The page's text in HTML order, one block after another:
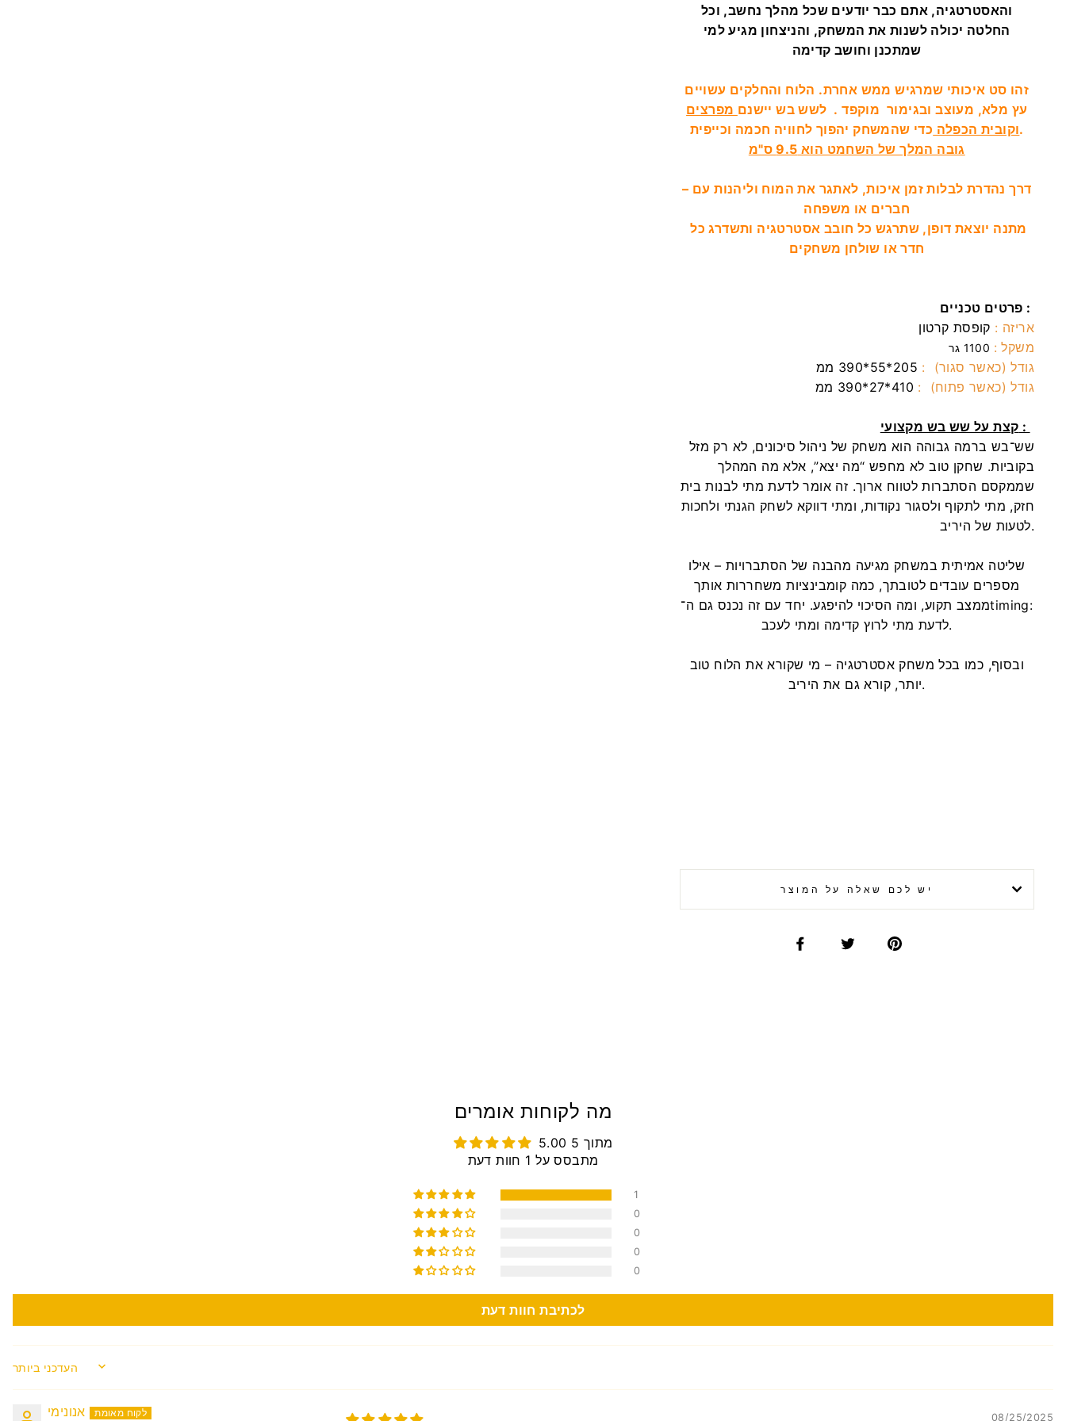
והאסטרטגיה, אתם כבר יודעים שכל מהלך נחשב, וכל
החלטה יכולה לשנות את המשחק, והניצחון מגיע למי
שמתכנן וחושב קדימה
זהו סט איכותי שמרגיש ממש אחרת. הלוח והחלקים עשויים
עץ מלא, מעוצב ובגימור מוקפד . לשש בש יישנם מפרצים
וקובית הכפלהכדי שהמשחק יהפוך לחוויה חכמה וכייפית.
גובה המלך של השחמט הוא 9.5 ס"מ
– דרך נהדרת לבלות זמן איכות, לאתגר את המוח וליהנות עם
חברים או משפחה
מתנה יוצאת דופן, שתרגש כל חובב אסטרטגיה ותשדרג כל
חדר או שולחן משחקים
פרטים טכניים :
אריזה : קופסת קרטון
משקל :
גודל (כאשר סגור) : 205*55*390 ממ
גודל (כאשר פתוח) : 410*27*390 ממ
קצת על שש בש מקצועי :
שש־בש ברמה גבוהה הוא משחק של ניהול סיכונים, לא רק מזל
בקוביות. שחקן טוב לא מחפש “מה יצא”, אלא מה המהלך
שממקסם הסתברות לטווח ארוך. זה אומר לדעת מתי לבנות בית
חזק, מתי לתקוף ולסגור נקודות, ומתי דווקא לשחק הגנתי ולחכות
לטעות של היריב.
שליטה אמיתית במשחק מגיעה מהבנה של הסתברויות – אילו
מספרים עובדים לטובתך, כמה קומבינציות משחררות אותך
ממצב תקוע, ומה הסיכוי להיפגע. יחד עם זה נכנס גם ה־timing:
לדעת מתי לרוץ קדימה ומתי לעכב.
ובסוף, כמו בכל משחק אסטרטגיה – מי שקורא את הלוח טוב
יותר, קורא גם את היריב.
יש לכם שאלה על המוצר
מה לקוחות אומרים
5.00 מתוך 5
מתבסס על 1 חוות דעת
1
0
0
0
0
לכתיבת חוות דעת
SORT BY
אנונימי 08/25/2025